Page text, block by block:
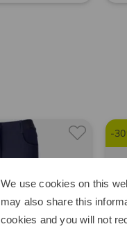
-
We use cookies on this
may also share this
cookies and you will not